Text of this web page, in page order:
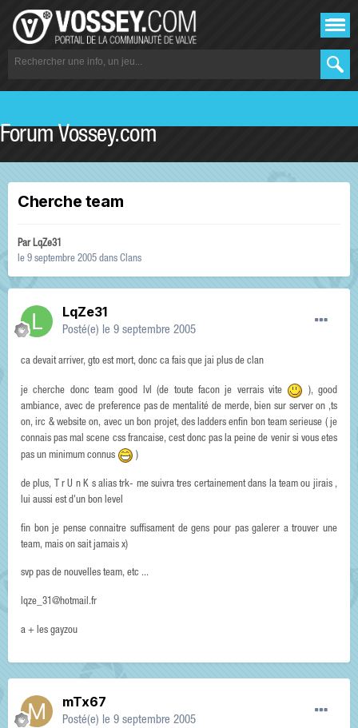
Forum Vossey.com
Cherche team
ParLqZe31
le 9 septembre 2005 dans Clans
LqZe31
Posté(e) le 9 septembre 2005
ca devait arriver, gto est mort, donc ca fais que jai plus de clan
je cherche donc team good lvl (de toute facon je verrais vite
), good
ambiance, avec de preference pas de mentalité de merde, bien sur server on ,ts
on, irc & website on, avec un bon projet, des ladders enfin bon team serieuse ( je
connais pas mal scene css francaise, cest donc pas la peine de venir si vous etes
pas un minimum connus
)
de plus, T r U n K s alias trk- me suivra tres certainement dans la team ou jirais ,
lui aussi est d'un bon level
fin bon je pense connaitre suffisament de gens pour pas galerer a trouver une
team, mais on sait jamais x)
svp pas de nouvelles team, etc ...
lqze_31@hotmail.fr
a + les gayzou
mTx67
Posté(e) le 9 septembre 2005